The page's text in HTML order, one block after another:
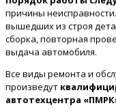
причины
вышедших из строя
сборка, повторная
выдача автомобиля.
Все виды ремонта и
произведут
автотехцентра